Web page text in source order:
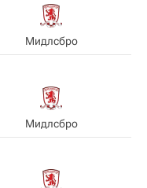
Мидлсбро
Мидлсбро